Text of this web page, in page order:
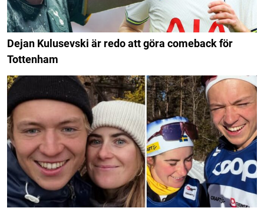
Dejan Kulusevski är redo att göra comeback för
Tottenham